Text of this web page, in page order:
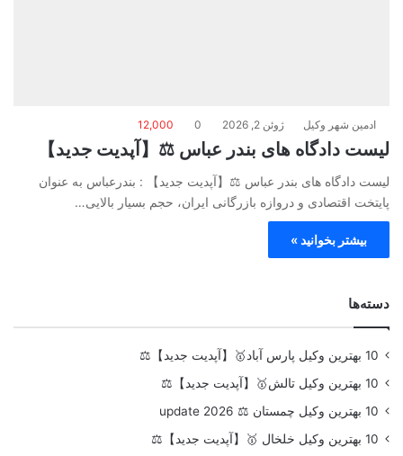
ادمین شهر وکیل ژوئن 2, 2026 0
12,000
لیست دادگاه های بندر عباس ⚖️【آپدیت جدید】
لیست دادگاه های بندر عباس ⚖️【آپدیت جدید】 : بندرعباس به عنوان
پایتخت اقتصادی و دروازه بازرگانی ایران، حجم بسیار بالایی…
بیشتر بخوانید »
دسته‌ها
10 بهترین وکیل پارس آباد🥇【آپدیت جدید】⚖️
10 بهترین وکیل تالش🥇【آپدیت جدید】⚖️
10 بهترین وکیل چمستان ⚖️ update 2026
10 بهترین وکیل خلخال 🥇【آپدیت جدید】⚖️